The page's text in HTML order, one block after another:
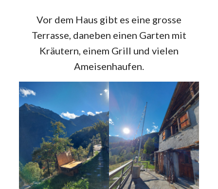
Vor dem Haus gibt es eine grosse
Terrasse, daneben einen Garten mit
Kräutern, einem Grill und vielen
Ameisenhaufen.